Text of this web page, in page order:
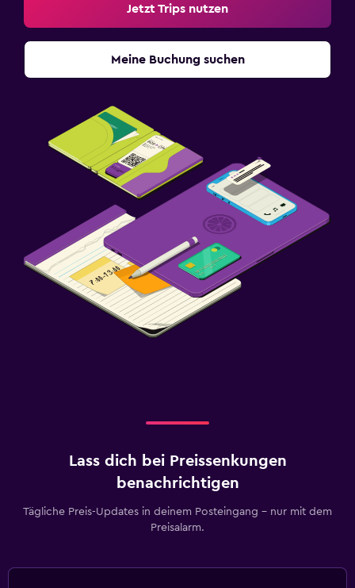
Jetzt Trips nutzen
Meine Buchung suchen
Lass dich bei Preissenkungen
benachrichtigen
Tägliche Preis-Updates in deinem Posteingang – nur mit dem
Preisalarm.